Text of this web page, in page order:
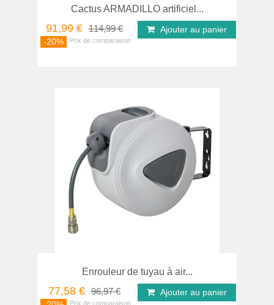
Cactus ARMADILLO artificiel...
91,99 € 114,99 €
-20%
Ajouter au panier
Enrouleur de tuyau à air...
77,58 € 96,97 € Ajouter au panier